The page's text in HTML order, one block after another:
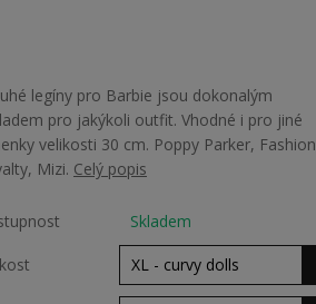
legíny pro Barbie jsou dokonalým
pro jakýkoli outfit. Vhodné i pro jiné
velikosti 30 cm. Poppy Parker, Fashion
Mizi. Celý popis
Skladem